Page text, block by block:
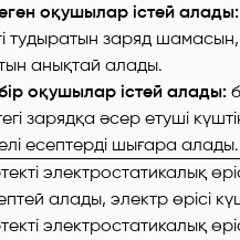
оқушылар істей
тудыратын заряд
анықтай алады.
оқушылар істей алады:
зарядқа әсер етуші
есептерді шығара алады.
электростатикалық
алады, электр өрісі
электростатикалық